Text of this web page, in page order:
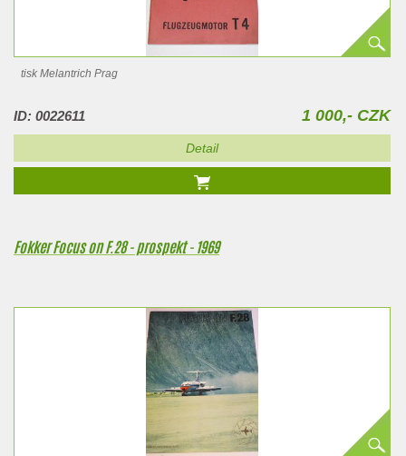
tisk Melantrich Prag
ID: 0022611 1 000,- CZK
Detail
Fokker Focus on F.28 - prospekt - 1969